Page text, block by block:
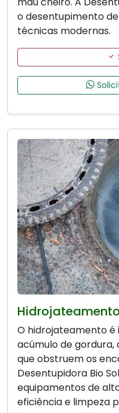
o desentupimento
técnicas modernas.
O hidrojateamento
acúmulo de
que obstruem os
Desentupidora Bio
equipamentos de
eficiência e limpeza